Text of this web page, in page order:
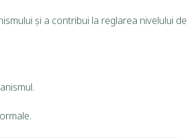
și a contribui la reglarea nivelului de